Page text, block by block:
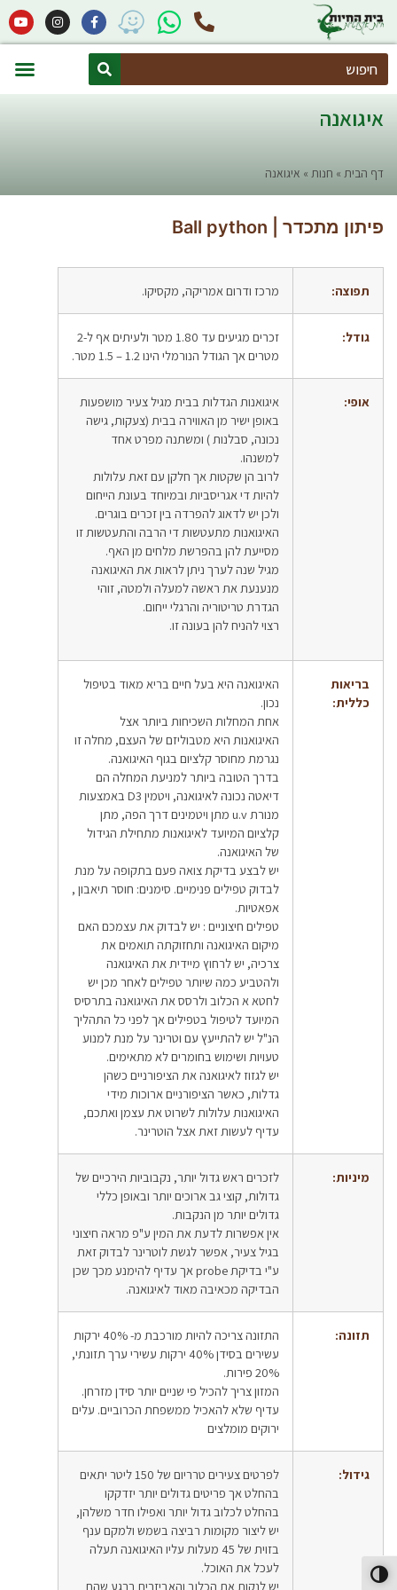
הפעל/כבה ניגודיות גבוהה
Search
איגואנה
דף הבית » חנות » איגואנה
פיתון מתכדר | Ball python
תפוצה: מרכז ודרום אמריקה, מקסיקו.
גודל:
זכרים מגיעים עד 1.80 מטר ולעיתים אף ל-2
מטרים אך הגודל הנורמלי הינו 1.2 – 1.5 מטר.
אופי:
איגואנות הגדלות בבית מגיל צעיר מושפעות
באופן ישיר מן האווירה בבית (צעקות, גישה
נכונה, סבלנות ) ומשתנה מפרט אחד
למשנהו.
לרוב הן שקטות אך חלקן עם זאת עלולות
להיות די אגריסביות ובמיוחד בעונת הייחום
ולכן יש לדאוג להפרדה בין זכרים בוגרים.
האיגואנות מתעטשות די הרבה והתעטשות זו
מסייעת להן בהפרשת מלחים מן האף.
מגיל שנה לערך ניתן לראות את האיגואנה
מנענעת את ראשה למעלה ולמטה, זוהי
הגדרת טריטוריה והרגלי ייחום.
רצוי להניח להן בעונה זו.
בריאות
כללית:
האיגואנה היא בעל חיים בריא מאוד בטיפול
נכון.
אחת המחלות השכיחות ביותר אצל
האיגואנות היא מטבוליזם של העצם, מחלה זו
נגרמת מחוסר קלציום בגוף האיגואנה.
בדרך הטובה ביותר למניעת המחלה הם
דיאטה נכונה לאיגואנה, ויטמין D3 באמצעות
מנורת u.v מתן ויטמינים דרך הפה, מתן
קלציום המיועד לאיגואנות מתחילת הגידול
של האיגואנה.
יש לבצע בדיקת צואה פעם בתקופה על מנת
לבדוק טפילים פנימיים. סימנים: חוסר תיאבון ,
אפאטיות.
טפילים חיצוניים : יש לבדוק את עצמכם האם
מיקום האיגואנה ותחזוקתה תואמים את
צרכיה, יש לרחוץ מיידית את האיגואנה
ולהטביע כמה שיותר טפילים לאחר מכן יש
לחטא א הכלוב ולרסס את האיגואנה בתרסיס
המיועד לטיפול בטפילים אך לפני כל התהליך
הנ"ל יש להתייעץ עם וטרינר על מנת למנוע
טעויות ושימוש בחומרים לא מתאימים.
יש לגזוז לאיגואנה את הציפורניים כשהן
גדלות, כאשר הציפורניים ארוכות מידי
האיגואנות עלולות לשרוט את עצמן ואתכם,
עדיף לעשות זאת אצל הוטרינר.
מיניות:
לזכרים ראש גדול יותר, נקבוביות הירכיים של
גדולות, קוצי גב ארוכים יותר ובאופן כללי
גדולים יותר מן הנקבות.
אין אפשרות לדעת את המין ע"פ מראה חיצוני
בגיל צעיר, אפשר לגשת לוטרינר לבדוק זאת
ע"י בדיקת probe אך עדיף להימנע מכך שכן
הבדיקה מכאיבה מאוד לאיגואנה.
תזונה:
התזונה צריכה להיות מורכבת מ- 40% ירקות
עשירים בסידן 40% ירקות עשירי ערך תזונתי,
20% פירות.
המזון צריך להכיל פי שניים יותר סידן מזרחן.
עדיף שלא להאכיל ממשפחת הכרוביים. עלים
ירוקים מומלצים
גידול:
לפרטים צעירים טרריום של 150 ליטר יתאים
בהחלט אך פריטים גדולים יותר יזדקקו
בהחלט לכלוב גדול יותר ואפילו חדר משלהן,
יש ליצור מקומות רביצה בשמש ולמקם ענף
בזוית של 45 מעלות עליו האיגואנה תעלה
לעכל את האוכל.
יש לנקות את הכלוב והאביזרים ברגע שהם